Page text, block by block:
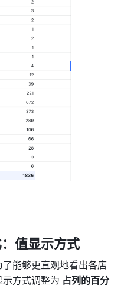
值显示方式
能够更直观地看出各店
方式调整为 占列的百分